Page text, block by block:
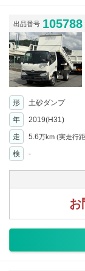
出品番号 105788
形 土砂ダンプ
年
2019(H31)
走 5.6万km (実走行
検
-
お